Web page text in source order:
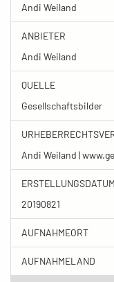
Andi Weiland
ANBIETER
Andi Weiland
QUELLE
Gesellschaftsbilder
Andi Weiland |
ERSTELLUNGSDATUM
20190821
AUFNAHMEORT
AUFNAHMELAND